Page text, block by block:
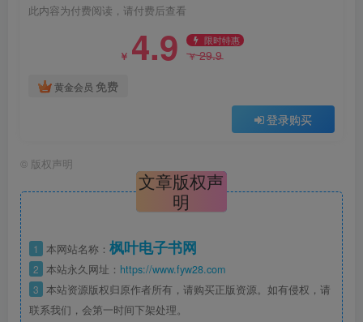
此内容为付费阅读，请付费后查看
￥ 4.9 限时特惠
￥29.9
黄金会员 免费
登录购买
© 版权声明
文章版权声
明
1 本网站名称： 枫叶电子书网
2 本站永久网址： https://www.fyw28.com
3 本站资源版权归原作者所有，请购买正版资源。如有侵权，请
联系我们，会第一时间下架处理。